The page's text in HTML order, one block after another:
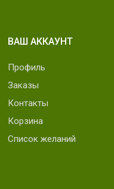
ВАШ АККАУНТ
Профиль
Заказы
Контакты
Корзина
Список желаний